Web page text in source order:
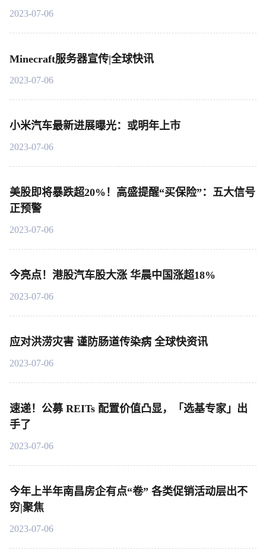
2023-07-06
Minecraft服务器宣传|全球快讯
2023-07-06
小米汽车最新进展曝光：或明年上市
2023-07-06
美股即将暴跌超20%！高盛提醒“买保险”：五大信号
正预警
2023-07-06
今亮点！港股汽车股大涨 华晨中国涨超18%
2023-07-06
应对洪涝灾害 谨防肠道传染病 全球快资讯
2023-07-06
速递！公募 REITs 配置价值凸显，「选基专家」出
手了
2023-07-06
今年上半年南昌房企有点“卷” 各类促销活动层出不
穷|聚焦
2023-07-06